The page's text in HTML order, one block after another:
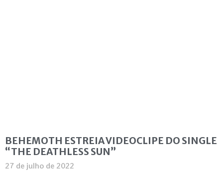
BEHEMOTH ESTREIA VIDEOCLIPE DO SINGLE
“THE DEATHLESS SUN”
27 de julho de 2022